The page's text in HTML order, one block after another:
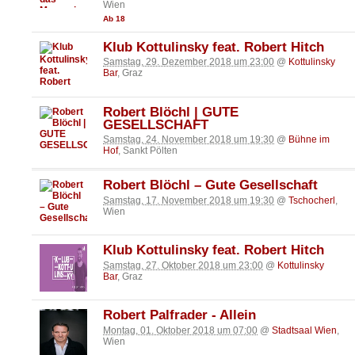
Wien
Ab 18
Klub Kottulinsky feat. Robert Hitch
Samstag, 29. Dezember 2018 um 23:00 @ Kottulinsky
Bar, Graz
Robert Blöchl | GUTE
GESELLSCHAFT
Samstag, 24. November 2018 um 19:30 @ Bühne im
Hof, Sankt Pölten
Robert Blöchl – Gute Gesellschaft
Samstag, 17. November 2018 um 19:30 @ Tschocherl
Wien
Klub Kottulinsky feat. Robert Hitch
Samstag, 27. Oktober 2018 um 23:00 @ Kottulinsky
Bar, Graz
Robert Palfrader - Allein
Montag, 01. Oktober 2018 um 07:00 @ Stadtsaal Wien
Wien